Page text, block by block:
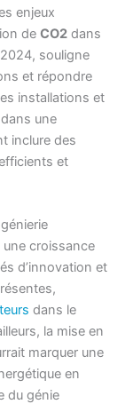
enjeux
de CO2 dans
souligne
et répondre
installations et
une
inclure des
et
croissance
d’innovation et
dans le
la mise en
marquer une
en
du génie